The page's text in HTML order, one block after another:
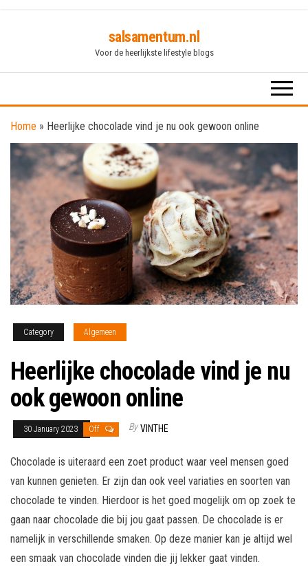
content
salsamentum.nl
Voor de heerlijkste lifestyle blogs
Home » Heerlijke chocolade vind je nu ook gewoon online
Category Algemeen
Heerlijke chocolade vind je nu
ook gewoon online
30 January 2023 Off By VINTHE
Chocolade is uiteraard een zoet product waar veel mensen goed
van kunnen genieten. Er zijn dan ook veel variaties en soorten van
chocolade te vinden. Hierdoor is het goed mogelijk om op zoek te
gaan naar chocolade die bij jou gaat passen. De chocolade is er
namelijk in verschillende smaken. Op deze manier kan je altijd wel
een smaak van chocolade vinden die jij lekker gaat vinden.